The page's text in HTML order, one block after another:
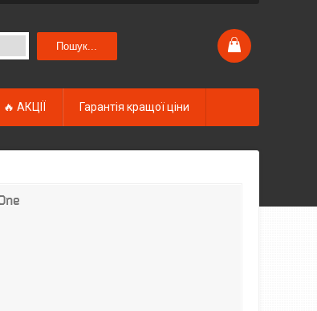
Пошук...
🔥 АКЦІЇ Гарантія кращої ціни